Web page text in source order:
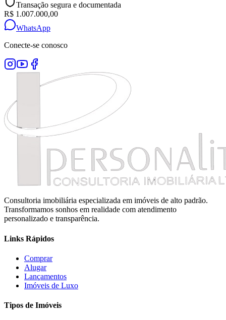
Transação segura e documentada
R$ 1.007.000,00
WhatsApp
Conecte-se conosco
Consultoria imobiliária especializada em imóveis de alto padrão.
Transformamos sonhos em realidade com atendimento
personalizado e transparência.
Links Rápidos
Comprar
Alugar
Lançamentos
Imóveis de Luxo
Tipos de Imóveis